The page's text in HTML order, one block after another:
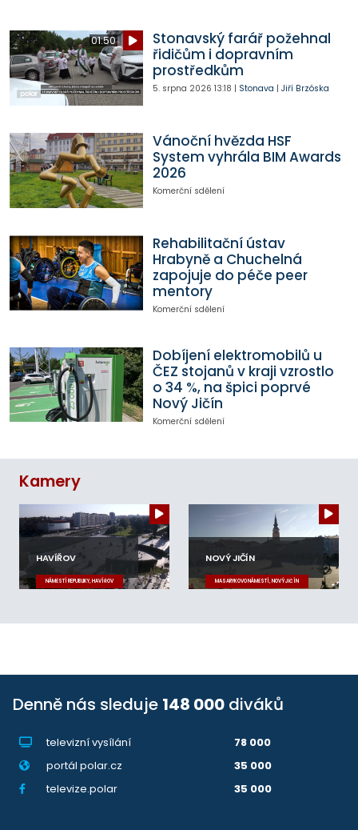
01:50
Stonavský farář požehnal
řidičům i dopravním
prostředkům
5. srpna 2026 13:18 | Stonava | Jiří Brzóska
Vánoční hvězda HSF
System vyhrála BIM Awards
2026
Komerční sdělení
Rehabilitační ústav
Hrabyně a Chuchelná
zapojuje do péče peer
mentory
Komerční sdělení
Dobíjení elektromobilů u
ČEZ stojanů v kraji vzrostlo
o 34 %, na špici poprvé
Nový Jičín
Komerční sdělení
Kamery
HAVÍŘOV
NÁMĚSTÍ REPUBLIKY, HAVÍŘOV
NOVÝ JIČÍN
MASARYKOVO NÁMĚSTÍ, NOVÝ JIČÍN
Denně nás sleduje 148 000 diváků
televizní vysílání
78 000
portál polar.cz
35 000
televize.polar
35 000